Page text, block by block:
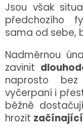
Jsou však
předchozího
sama od sebe,
Nadměrnou
zavinit
naprosto
vyčerpaní i
běžně
hrozit